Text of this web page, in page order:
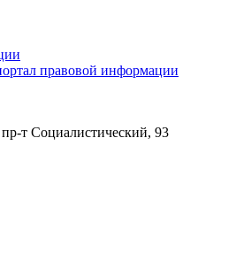
правовой информации
т Социалистический, 93